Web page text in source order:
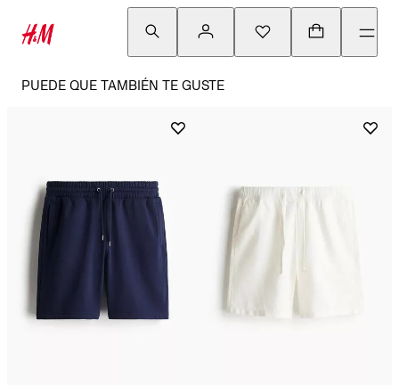
PUEDE QUE TAMBIÉN TE GUSTE